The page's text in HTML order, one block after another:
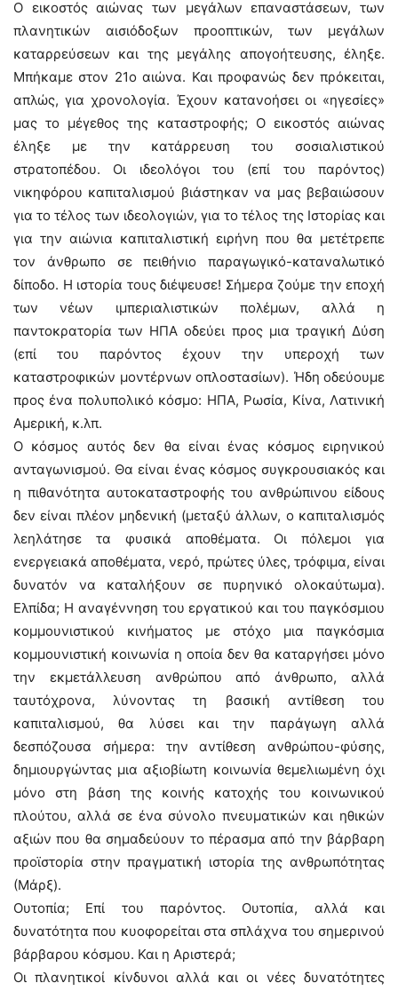
Ο εικοστός αιώνας των μεγάλων επαναστάσεων, των
πλανητικών αισιόδοξων προοπτικών, των μεγάλων
καταρρεύσεων και της μεγάλης απογοήτευσης, έληξε.
Μπήκαμε στον 21ο αιώνα. Και προφανώς δεν πρόκειται,
απλώς, για χρονολογία. Έχουν κατανοήσει οι «ηγεσίες»
μας το μέγεθος της καταστροφής; Ο εικοστός αιώνας
έληξε με την κατάρρευση του σοσιαλιστικού
στρατοπέδου. Οι ιδεολόγοι του (επί του παρόντος)
νικηφόρου καπιταλισμού βιάστηκαν να μας βεβαιώσουν
για το τέλος των ιδεολογιών, για το τέλος της Ιστορίας και
για την αιώνια καπιταλιστική ειρήνη που θα μετέτρεπε
τον άνθρωπο σε πειθήνιο παραγωγικό-καταναλωτικό
δίποδο. Η ιστορία τους διέψευσε! Σήμερα ζούμε την εποχή
των νέων ιμπεριαλιστικών πολέμων, αλλά η
παντοκρατορία των ΗΠΑ οδεύει προς μια τραγική Δύση
(επί του παρόντος έχουν την υπεροχή των
καταστροφικών μοντέρνων οπλοστασίων). Ήδη οδεύουμε
προς ένα πολυπολικό κόσμο: ΗΠΑ, Ρωσία, Κίνα, Λατινική
Αμερική, κ.λπ.
Ο κόσμος αυτός δεν θα είναι ένας κόσμος ειρηνικού
ανταγωνισμού. Θα είναι ένας κόσμος συγκρουσιακός και
η πιθανότητα αυτοκαταστροφής του ανθρώπινου είδους
δεν είναι πλέον μηδενική (μεταξύ άλλων, ο καπιταλισμός
λεηλάτησε τα φυσικά αποθέματα. Οι πόλεμοι για
ενεργειακά αποθέματα, νερό, πρώτες ύλες, τρόφιμα, είναι
δυνατόν να καταλήξουν σε πυρηνικό ολοκαύτωμα).
Ελπίδα; Η αναγέννηση του εργατικού και του παγκόσμιου
κομμουνιστικού κινήματος με στόχο μια παγκόσμια
κομμουνιστική κοινωνία η οποία δεν θα καταργήσει μόνο
την εκμετάλλευση ανθρώπου από άνθρωπο, αλλά
ταυτόχρονα, λύνοντας τη βασική αντίθεση του
καπιταλισμού, θα λύσει και την παράγωγη αλλά
δεσπόζουσα σήμερα: την αντίθεση ανθρώπου-φύσης,
δημιουργώντας μια αξιοβίωτη κοινωνία θεμελιωμένη όχι
μόνο στη βάση της κοινής κατοχής του κοινωνικού
πλούτου, αλλά σε ένα σύνολο πνευματικών και ηθικών
αξιών που θα σημαδεύουν το πέρασμα από την βάρβαρη
προϊστορία στην πραγματική ιστορία της ανθρωπότητας
(Μάρξ).
Ουτοπία; Επί του παρόντος. Ουτοπία, αλλά και
δυνατότητα που κυοφορείται στα σπλάχνα του σημερινού
βάρβαρου κόσμου. Και η Αριστερά;
Οι πλανητικοί κίνδυνοι αλλά και οι νέες δυνατότητες